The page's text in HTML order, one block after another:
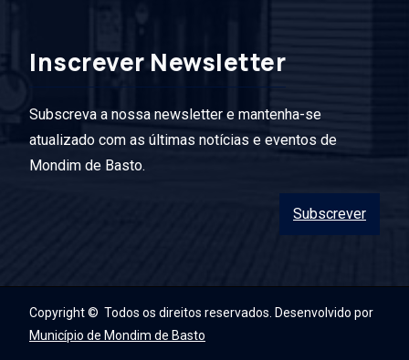
Inscrever Newsletter
Subscreva a nossa newsletter e mantenha-se
atualizado com as últimas notícias e eventos de
Mondim de Basto.
Subscrever
Copyright © Todos os direitos reservados. Desenvolvido por
Município de Mondim de Basto